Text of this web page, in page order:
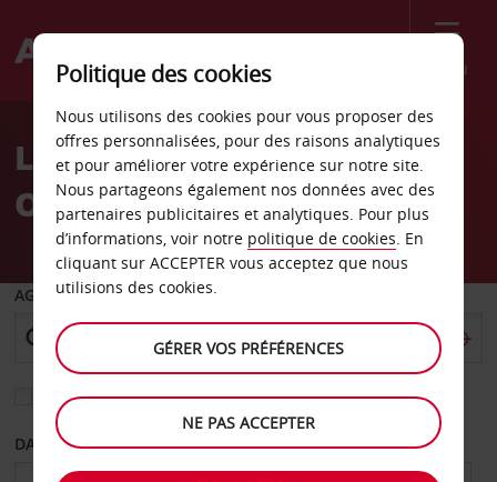
Menu
Welcome
AvisLocation de voiture
Osborne Park
AGENCE DE DÉPART
Sélectionnez une autre agence de retour
DATE DE DÉPART DATE DE RETOUR
Politique des cookies
Nous utilisons des cookies pour vous proposer des
offres personnalisées, pour des raisons analytiques
et pour améliorer votre expérience sur notre site.
Nous partageons également nos données avec des
partenaires publicitaires et analytiques. Pour plus
d’informations, voir notre politique de cookies. En
cliquant sur ACCEPTER vous acceptez que nous
utilisions des cookies.
GÉRER VOS PRÉFÉRENCES
NE PAS ACCEPTER